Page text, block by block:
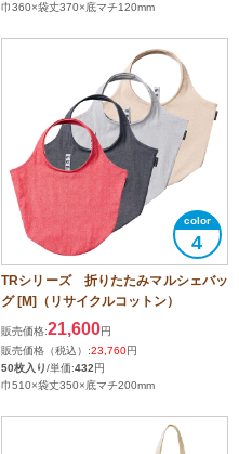
巾360×袋丈370×底マチ120mm
4
TRシリーズ 折りたたみマルシェバッ
グ [M]（リサイクルコットン）
販売価格:21,600円
販売価格（税込）:23,760円
50枚入り/単価:432円
巾510×袋丈350×底マチ200mm